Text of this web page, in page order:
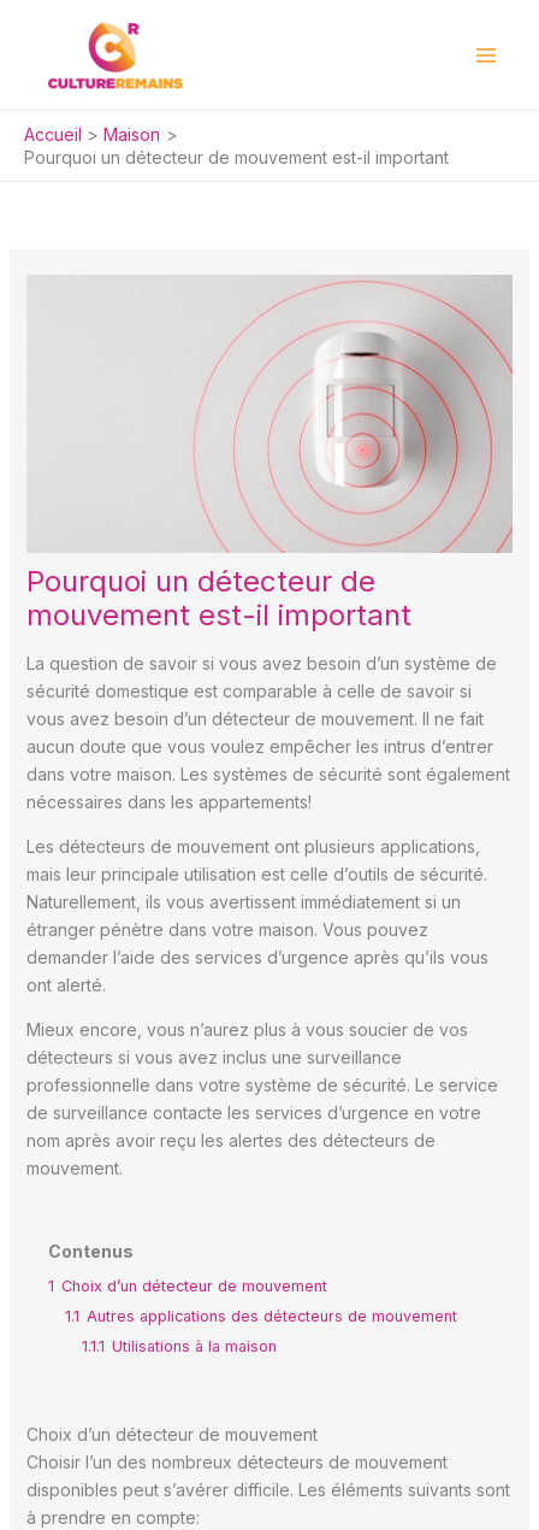
Accueil
Maison
Pourquoi un détecteur de mouvement est-il important
Pourquoi un détecteur de
mouvement est-il important
La question de savoir si vous avez besoin d’un système de
sécurité domestique est comparable à celle de savoir si
vous avez besoin d’un détecteur de mouvement. Il ne fait
aucun doute que vous voulez empêcher les intrus d’entrer
dans votre maison. Les systèmes de sécurité sont également
nécessaires dans les appartements!
Les détecteurs de mouvement ont plusieurs applications,
mais leur principale utilisation est celle d’outils de sécurité.
Naturellement, ils vous avertissent immédiatement si un
étranger pénètre dans votre maison. Vous pouvez
demander l’aide des services d’urgence après qu’ils vous
ont alerté.
Mieux encore, vous n’aurez plus à vous soucier de vos
détecteurs si vous avez inclus une surveillance
professionnelle dans votre système de sécurité. Le service
de surveillance contacte les services d’urgence en votre
nom après avoir reçu les alertes des détecteurs de
mouvement.
Contenus
1 Choix d’un détecteur de mouvement
1.1 Autres applications des détecteurs de mouvement
1.1.1 Utilisations à la maison
Choix d’un détecteur de mouvement
Choisir l’un des nombreux détecteurs de mouvement
disponibles peut s’avérer difficile. Les éléments suivants sont
à prendre en compte: